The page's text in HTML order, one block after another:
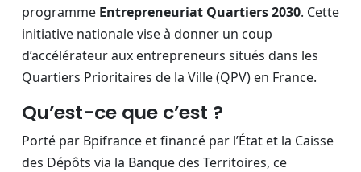
programme Entrepreneuriat Quartiers 2030. Cette
initiative nationale vise à donner un coup
d’accélérateur aux entrepreneurs situés dans les
Quartiers Prioritaires de la Ville (QPV) en France.
Qu’est-ce que c’est ?
Porté par Bpifrance et financé par l’État et la Caisse
des Dépôts via la Banque des Territoires, ce